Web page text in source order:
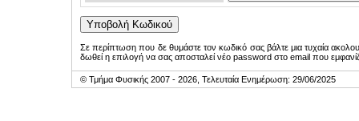
Σε περίπτωση που δε θυμάστε τον κωδικό σας βάλτε μια τυχαία
δωθεί η επιλογή να σας αποσταλεί νέο password στο email που
© Τμήμα Φυσικής 2007 - 2026, Τελευταία Ενημέρωση: 29/06/2025